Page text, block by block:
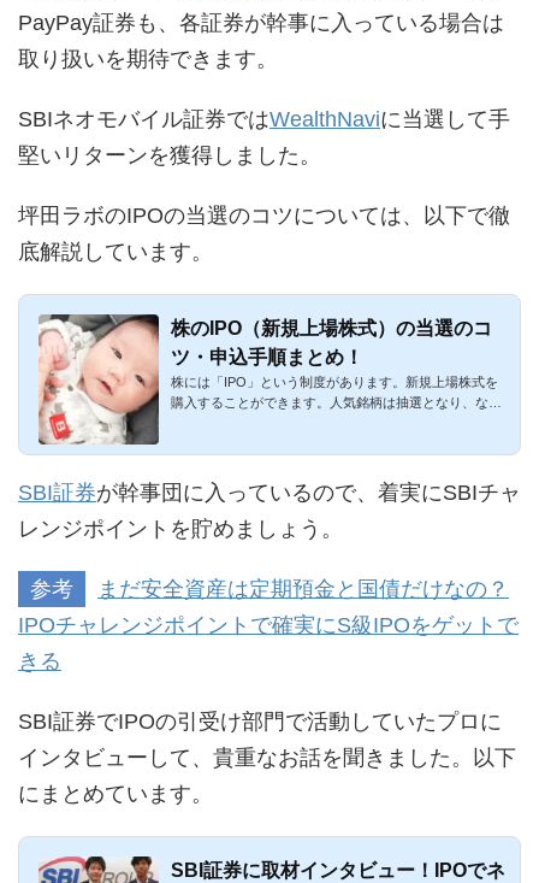
PayPay証券も、各証券が幹事に入っている場合は
取り扱いを期待できます。
SBIネオモバイル証券ではWealthNaviに当選して手
堅いリターンを獲得しました。
坪田ラボのIPOの当選のコツについては、以下で徹
底解説しています。
株のIPO（新規上場株式）の当選のコ
ツ・申込手順まとめ！
株には「IPO」という制度があります。新規上場株式を
購入することができます。人気銘柄は抽選となり、なか
SBI証券が幹事団に入っているので、着実にSBIチャ
レンジポイントを貯めましょう。
参考
まだ安全資産は定期預金と国債だけなの？
IPOチャレンジポイントで確実にS級IPOをゲットで
きる
SBI証券でIPOの引受け部門で活動していたプロに
インタビューして、貴重なお話を聞きました。以下
にまとめています。
SBI証券に取材インタビュー！IPOでネ